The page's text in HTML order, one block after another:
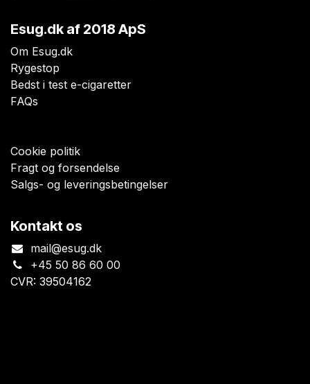
Esug.dkaf 2018 ApS
Om Esug.dk
Rygestop
Bedst i test e-cigaretter
FAQs
Cookie politik
Fragt og forsendelse
Salgs- og leveringsbetingelser
Kontakt os
mail@esug.dk
+45 50 86 60 00
CVR: 39504162